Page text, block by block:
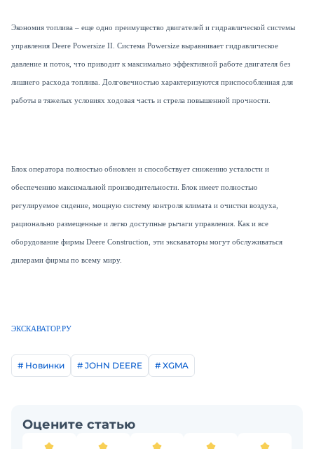
Экономия топлива – еще одно преимущество двигателей и гидравлической системы
управления Deere Powersize II . Система Powersize выравнивает гидравлическое
давление и поток, что приводит к максимально эффективной работе двигателя без
лишнего расхода топлива. Долговечностью характеризуются приспособленная для
работы в тяжелых условиях ходовая часть и стрела повышенной прочности.
Блок оператора полностью обновлен и способствует снижению усталости и
обеспечению максимальной производительности. Блок имеет полностью
регулируемое сидение, мощную систему контроля климата и очистки воздуха,
рационально размещенные и легко доступные рычаги управления. Как и все
оборудование фирмы Deere Construction , эти экскаваторы могут обслуживаться
дилерами фирмы по всему миру.
ЭКСКАВАТОР.РУ
# Новинки # JOHN DEERE # XGMA
Оцените статью